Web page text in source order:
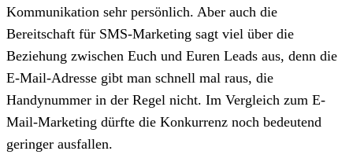
Kommunikation sehr persönlich. Aber auch die
Bereitschaft für SMS-Marketing sagt viel über die
Beziehung zwischen Euch und Euren Leads aus, denn die
E-Mail-Adresse gibt man schnell mal raus, die
Handynummer in der Regel nicht. Im Vergleich zum E-
Mail-Marketing dürfte die Konkurrenz noch bedeutend
geringer ausfallen.